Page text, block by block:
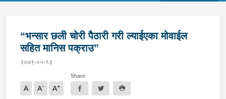
“भन्सार छली चोरी पैठारी गरी ल्याईएका मोवाईल
सहित मानिस पक्राउ”
२०७९-०५-१३
A A- A+
Share